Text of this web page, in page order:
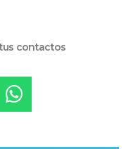
contactos